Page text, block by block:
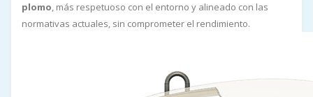
plomo, más respetuoso con el entorno y alineado con las
normativas actuales, sin comprometer el rendimiento.